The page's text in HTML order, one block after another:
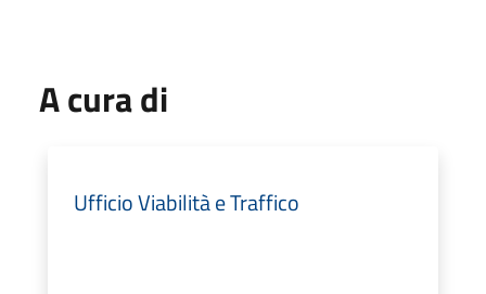
A cura di
Ufficio Viabilità e Traffico